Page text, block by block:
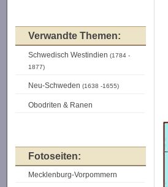
Verwandte Themen:
Schwedisch Westindien(1784 -
1877)
Neu-Schweden(1638 -1655)
Obodriten & Ranen
Fotoseiten:
Mecklenburg-Vorpommern